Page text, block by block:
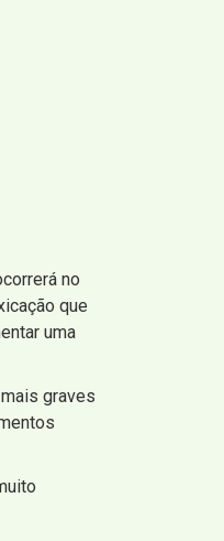
no
que
uma
graves